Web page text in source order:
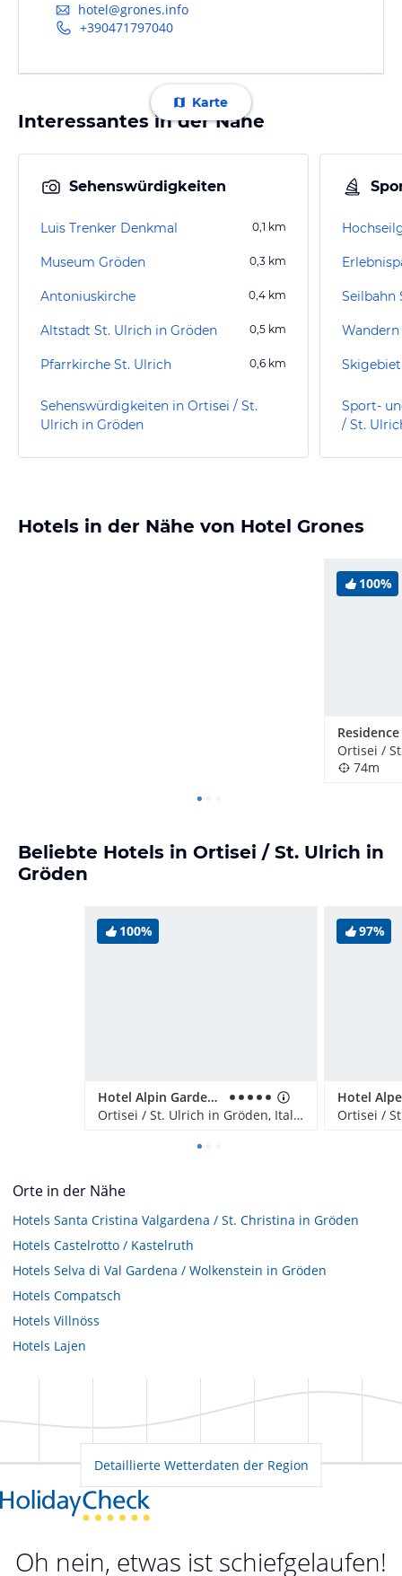
hotel@grones.info
+390471797040
Karte
Interessantes in der Nähe
Sehenswürdigkeiten
Luis Trenker Denkmal 0,1 km
Museum Gröden 0,3 km
Antoniuskirche 0,4 km
Altstadt St. Ulrich in Gröden 0,5 km
Pfarrkirche St. Ulrich 0,6 km
Sehenswürdigkeiten in Ortisei / St.
Ulrich in Gröden
Seilbahn
Sport-
/ St.
Hotels in der Nähe von Hotel Grones
100%
74m
Beliebte Hotels in Ortisei / St. Ulrich in
Gröden
100%
Hotel Alpin Garden Luxury Maison & SPA - Adults only
Ortisei / St. Ulrich in Gröden, Italien
97%
Orte in der Nähe
Hotels Santa Cristina Valgardena / St. Christina in Gröden
Hotels Castelrotto / Kastelruth
Hotels Selva di Val Gardena / Wolkenstein in Gröden
Hotels Compatsch
Hotels Villnöss
Hotels Lajen
Detaillierte Wetterdaten der Region
Oh nein, etwas ist schiefgelaufen!